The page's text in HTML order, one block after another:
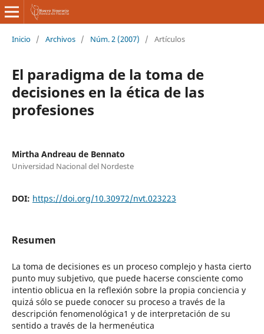
Inicio / Archivos / Núm. 2 (2007) / Artículos
El paradigma de la toma de
decisiones en la ética de las
profesiones
Mirtha Andreau de Bennato
Universidad Nacional del Nordeste
DOI: https://doi.org/10.30972/nvt.023223
Resumen
La toma de decisiones es un proceso complejo y hasta cierto
punto muy subjetivo, que puede hacerse consciente como
intentio oblicua en la reflexión sobre la propia conciencia y
quizá sólo se puede conocer su proceso a través de la
descripción fenomenológica1 y de interpretación de su
sentido a través de la hermenéutica